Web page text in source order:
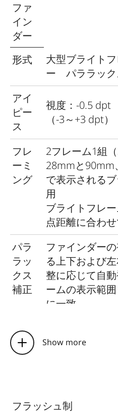
バ
ッ
テ
リ
ー
ャ
ー
ジ
ャ
ー
定格入力：AC
300mA、自動切
格出力：DC
+35°C
GPS
撮影場所の位置
イルに記録（別
子ビューファイ
レックス」使用
の国では当該国
の使用が禁止さ
自動的に停止）
Wi-
準拠規格：IEEE
LAN標準プロト
式：インフラス
ファ
イン
ダー
形式
大型ブライト
ー パララック
アイ
ピー
ス
視度：-0.5
（-3～+3 dpt
フレ
ーミ
ング
2フレーム1組
28mmと90mm
で表示される
用
ブライトフレ
点距離に合わ
パラ
ラッ
クス
補正
ファインダー
る上下および
整に応じて自
ームの表示範
に一致
ブラ
イト
フレ
影範
35.8×23.9mm
表示よりも約
Show more
フラッシュ制